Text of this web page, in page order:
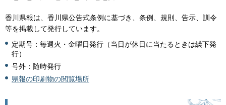
香川県報は、香川県公告式条例に基づき、条例、規則、告示、訓令
等を掲載して発行しています。
定期号：毎週火・金曜日発行（当日が休日に当たるときは繰下発
行）
号外：随時発行
県報の印刷物の閲覧場所